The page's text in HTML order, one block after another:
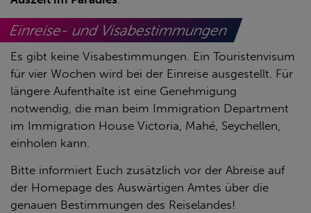
Einreise- und Visabestimmungen
Es gibt keine Visabestimmungen. Ein Touristenvisum
für vier Wochen wird bei der Einreise ausgestellt. Für
längere Aufenthalte ist eine Genehmigung
notwendig, die man beim Immigration Department
im Immigration House Victoria, Mahé, Seychellen,
einholen kann.
Bitte informiert Euch zusätzlich vor der Abreise auf
der Homepage des Auswärtigen Amtes über die
genauen Bestimmungen des Reiselandes!